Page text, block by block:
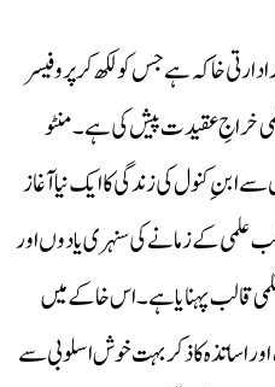
خاکہ ہے جس کو لکھ کر پروفیسر
خراجِ عقیدت پیش کی ہے۔منٹو
کنول کی زندگی کا ایک نیا آغاز
کے زمانے کی سنہری یادوں اور
قالب پہنایا ہے۔اس خاکے میں
اساتذہ کا ذکر بہت خوش اسلوبی سے